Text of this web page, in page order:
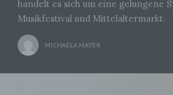
handelt es sich um eine gelungene
Musikfestival und Mittelaltermarkt.
MICHAELA MAYER